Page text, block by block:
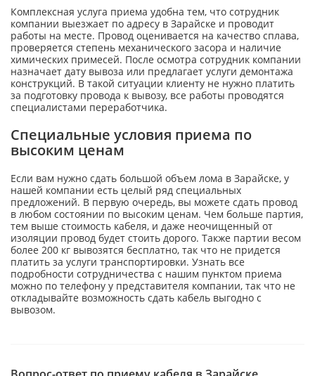
Комплексная услуга приема удобна тем, что сотрудник
компании выезжает по адресу в Зарайске и проводит
работы на месте. Провод оценивается на качество сплава,
проверяется степень механического засора и наличие
химических примесей. После осмотра сотрудник компании
назначает дату вывоза или предлагает услуги демонтажа
конструкций. В такой ситуации клиенту не нужно платить
за подготовку провода к вывозу, все работы проводятся
специалистами переработчика.
Специальные условия приема по
высоким ценам
Если вам нужно сдать большой объем лома в Зарайске, у
нашей компании есть целый ряд специальных
предложений. В первую очередь, вы можете сдать провод
в любом состоянии по высоким ценам. Чем больше партия,
тем выше стоимость кабеля, и даже неочищенный от
изоляции провод будет стоить дорого. Также партии весом
более 200 кг вывозятся бесплатно, так что не придется
платить за услуги транспортировки. Узнать все
подробности сотрудничества с нашим пунктом приема
можно по телефону у представителя компании, так что не
откладывайте возможность сдать кабель выгодно с
вывозом.